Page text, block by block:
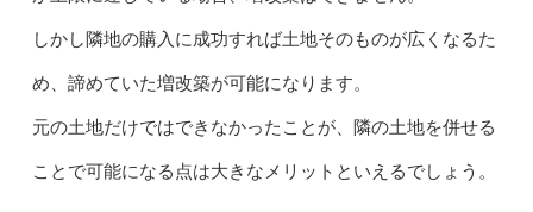
しかし隣地の購入に成功すれば土地そのものが広くなるた
め、諦めていた増改築が可能になります。
元の土地だけではできなかったことが、隣の土地を併せる
ことで可能になる点は大きなメリットといえるでしょう。